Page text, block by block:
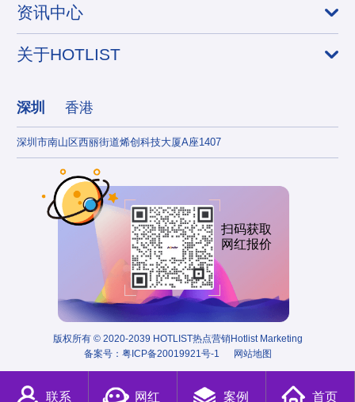
资讯中心
关于HOTLIST
深圳 香港
深圳市南山区西丽街道烯创科技大厦A座1407
扫码获取
网红报价
版权所有 © 2020-2039 HOTLIST热点营销Hotlist Marketing
备案号： 粤ICP备20019921号-1 网站地图
联系 网红 案例 首页